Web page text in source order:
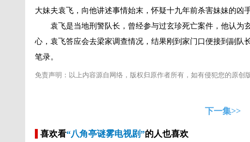
大妹夫袁飞，向他讲述事情始末，怀疑十九年前杀害妹妹的凶手
袁飞是当地刑警队长，曾经参与过玄珍死亡案件，他认为
心，袁飞答应会去梁家调查情况，结果刚到家门口便接到副
笔录。
免责声明：以上内容源自网络，版权归原作者所有，如有侵犯您的原创
下一集>>
喜欢看“八角亭谜雾电视剧”的人也喜欢